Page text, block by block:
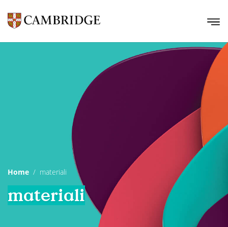
Home materiali
materiali